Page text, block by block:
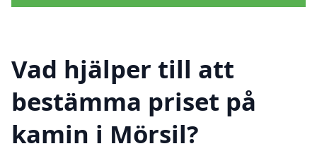
Vad hjälper till att
bestämma priset på
kamin i Mörsil?